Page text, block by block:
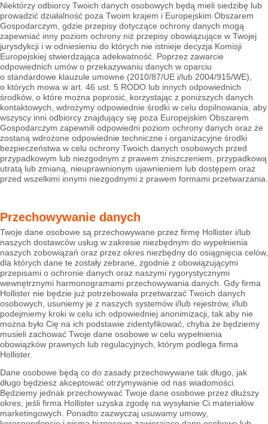
Niektórzy odbiorcy Twoich danych osobowych będą mieli siedzibę lub
prowadzić działalność poza Twoim krajem i Europejskim Obszarem
Gospodarczym, gdzie przepisy dotyczące ochrony danych mogą
zapewniać inny poziom ochrony niż przepisy obowiązujące w Twojej
jurysdykcji i w odniesieniu do których nie istnieje decyzja Komisji
Europejskiej stwierdzająca adekwatność. Poprzez zawarcie
odpowiednich umów o przekazywaniu danych w oparciu
o standardowe klauzule umowne (2010/87/UE i/lub 2004/915/WE),
o których mowa w art. 46 ust. 5 RODO lub innych odpowiednich
środków, o które można poprosić, korzystając z poniższych danych
kontaktowych, wdrożymy odpowiednie środki w celu dopilnowania, aby
wszyscy inni odbiorcy znajdujący się poza Europejskim Obszarem
Gospodarczym zapewnili odpowiedni poziom ochrony danych oraz że
zostaną wdrożone odpowiednie techniczne i organizacyjne środki
bezpieczeństwa w celu ochrony Twoich danych osobowych przed
przypadkowym lub niezgodnym z prawem zniszczeniem, przypadkową
utratą lub zmianą, nieuprawnionym ujawnieniem lub dostępem oraz
przed wszelkimi innymi niezgodnymi z prawem formami przetwarzania.
Przechowywanie danych
Twoje dane osobowe są przechowywane przez firmę Hollister i/lub
naszych dostawców usług w zakresie niezbędnym do wypełnienia
naszych zobowiązań oraz przez okres niezbędny do osiągnięcia celów,
dla których dane te zostały zebrane, zgodnie z obowiązującymi
przepisami o ochronie danych oraz naszymi rygorystycznymi
wewnętrznymi harmonogramami przechowywania danych. Gdy firma
Hollister nie będzie już potrzebowała przetwarzać Twoich danych
osobowych, usuniemy je z naszych systemów i/lub rejestrów, i/lub
podejmiemy kroki w celu ich odpowiedniej anonimizacji, tak aby nie
można było Cię na ich podstawie zidentyfikować, chyba że będziemy
musieli zachować Twoje dane osobowe w celu wypełnienia
obowiązków prawnych lub regulacyjnych, którym podlega firma
Hollister.
Dane osobowe będą co do zasady przechowywane tak długo, jak
długo będziesz akceptować otrzymywanie od nas wiadomości.
Będziemy jednak przechowywać Twoje dane osobowe przez dłuższy
okres, jeśli firma Hollister uzyska zgodę na wysyłanie Ci materiałów
marketingowych. Ponadto zazwyczaj usuwamy umowy,